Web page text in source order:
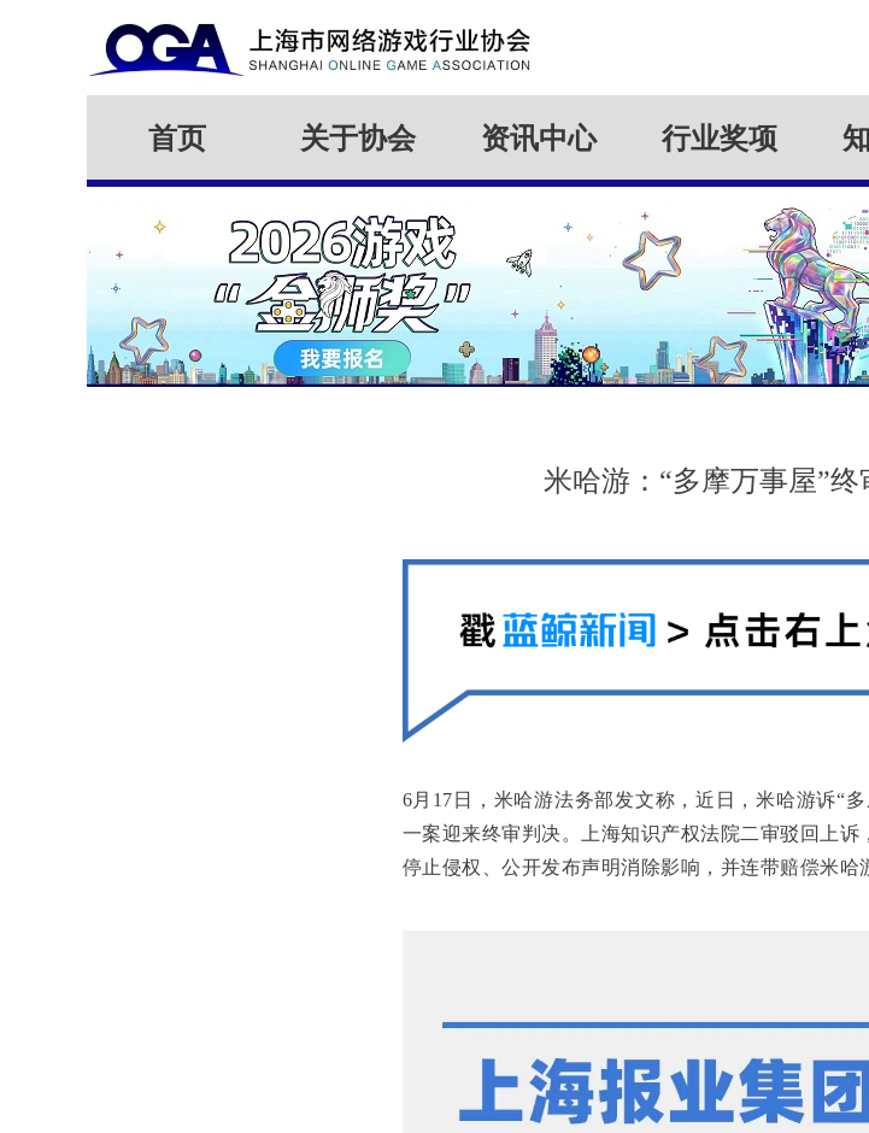
首页 关于协会 资讯中心 行业奖项
米哈游：“多摩万事屋”终
6月17日，米哈游法务部发文称，近日，米哈游诉“
一案迎来终审判决。上海知识产权法院二审驳回上
停止侵权、公开发布声明消除影响，并连带赔偿米哈